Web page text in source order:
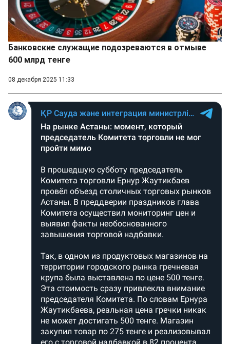
Банковские служащие подозреваются в отмыве
600 млрд тенге
08 декабря 2025 11:33